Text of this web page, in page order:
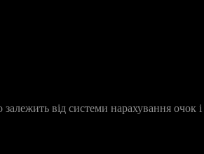
від системи нарахування